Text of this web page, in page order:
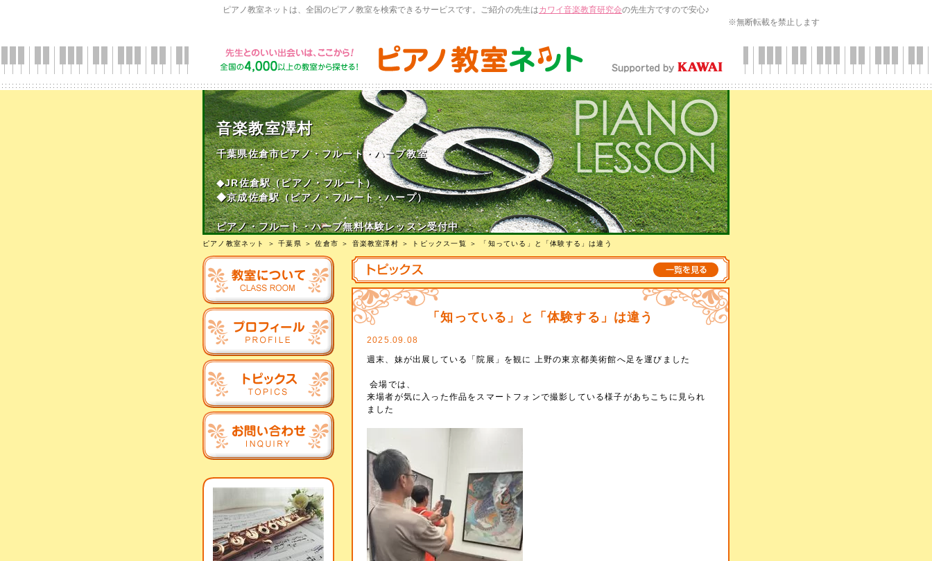
ピアノ教室ネットは、全国のピアノ教室を検索できるサービスです。ご紹介の先生はカワイ音楽教育研究会の先生方ですので安心♪
※無断転載を禁止します
音楽教室澤村
千葉県佐倉市ピアノ・フルート・ハープ教室
◆JR佐倉駅（ピアノ・フルート）
◆京成佐倉駅（ピアノ・フルート・ハープ）
ピアノ・フルート・ハープ無料体験レッスン受付中
ピアノ教室ネット ＞千葉県 ＞佐倉市 ＞ 音楽教室澤村 ＞ トピックス一覧 ＞ 「知っている」と「体験する」は違う
「知っている」と「体験する」は違う
2025.09.08
週末、妹が出展している「院展」を観に 上野の東京都美術館へ足を運びました
会場では、
来場者が気に入った作品をスマートフォンで撮影している様子があちこちに見られ
ました